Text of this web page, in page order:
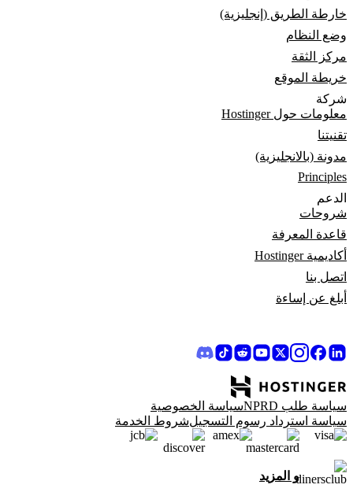
خارطة الطريق (إنجليزية)
وضع النظام
مركز الثقة
خريطة الموقع
شركة
معلومات حول Hostinger
تقنيتنا
مدونة (بالانجليزية)
Principles
الدعم
شروحات
قاعدة المعرفة
أكاديمية Hostinger
اتصل بنا
أبلغ عن إساءة
سياسة طلب NPRD
سياسة الخصوصية
سياسة استرداد رسوم التسجيلشروط الخدمة
و المزيد